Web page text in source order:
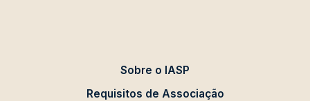
Sobre o IASP
Requisitos de Associação